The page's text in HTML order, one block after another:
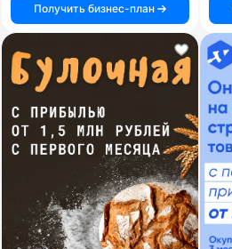
Получить бизнес-план